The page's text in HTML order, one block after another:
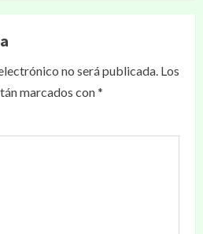
no será publicada. Los
marcados con*